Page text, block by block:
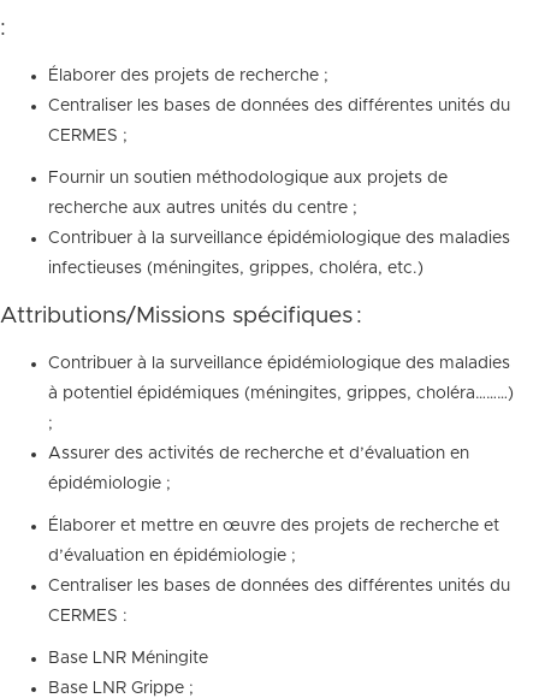
:
Élaborer des projets de recherche ;
Centraliser les bases de données des différentes unités du
CERMES ;
Fournir un soutien méthodologique aux projets de
recherche aux autres unités du centre ;
Contribuer à la surveillance épidémiologique des maladies
infectieuses (méningites, grippes, choléra, etc.)
Attributions/Missions spécifiques :
Contribuer à la surveillance épidémiologique des maladies
à potentiel épidémiques (méningites, grippes, choléra………)
;
Assurer des activités de recherche et d’évaluation en
épidémiologie ;
Élaborer et mettre en œuvre des projets de recherche et
d’évaluation en épidémiologie ;
Centraliser les bases de données des différentes unités du
CERMES :
Base LNR Méningite
Base LNR Grippe ;